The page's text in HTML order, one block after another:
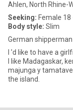
Ahlen, North Rhine-
Seeking: Female 18
Body style: Slim
German
I 'd like to have a
I like Madagaskar,
majunga y
the island.